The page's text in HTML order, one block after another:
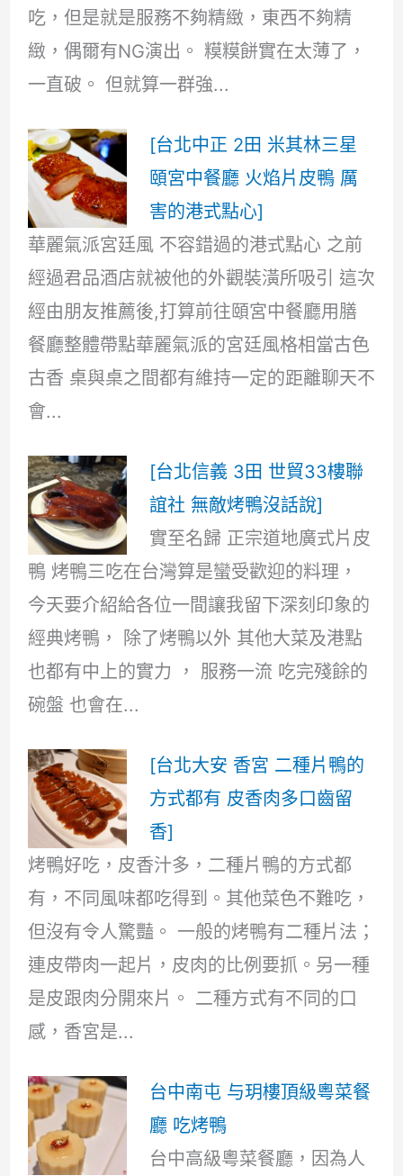
吃，但是就是服務不夠精緻，東西不夠精
緻，偶爾有NG演出。 糢糢餅實在太薄了，
一直破。 但就算一群強...
[台北中正 2田 米其林三星
頤宮中餐廳 火焰片皮鴨 厲
害的港式點心]
華麗氣派宮廷風 不容錯過的港式點心 之前
經過君品酒店就被他的外觀裝潢所吸引 這次
經由朋友推薦後,打算前往頤宮中餐廳用膳
餐廳整體帶點華麗氣派的宮廷風格相當古色
古香 桌與桌之間都有維持一定的距離聊天不
會...
[台北信義 3田 世貿33樓聯
誼社 無敵烤鴨沒話說]
實至名歸 正宗道地廣式片皮
鴨 烤鴨三吃在台灣算是蠻受歡迎的料理，
今天要介紹給各位一間讓我留下深刻印象的
經典烤鴨， 除了烤鴨以外 其他大菜及港點
也都有中上的實力 ， 服務一流 吃完殘餘的
碗盤 也會在...
[台北大安 香宮 二種片鴨的
方式都有 皮香肉多口齒留
香]
烤鴨好吃，皮香汁多，二種片鴨的方式都
有，不同風味都吃得到。其他菜色不難吃，
但沒有令人驚豔。 一般的烤鴨有二種片法；
連皮帶肉一起片，皮肉的比例要抓。另一種
是皮跟肉分開來片。 二種方式有不同的口
感，香宮是...
台中南屯 与玥樓頂級粵菜餐
廳 吃烤鴨
台中高級粵菜餐廳，因為人